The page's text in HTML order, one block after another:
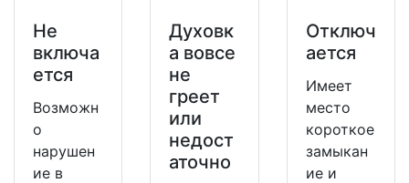
Не
включа
ется
Возможн
о
нарушен
ие в
Духовк
а вовсе
не
греет
или
недост
аточно
Отключ
ается
Имеет
место
короткое
замыкан
ие и